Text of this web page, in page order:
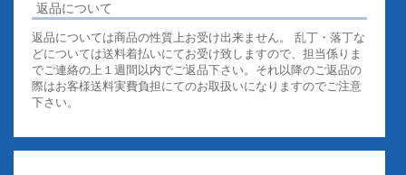
返品について
返品については商品の性質上お受け出来ません。 乱丁・落丁な
どについては送料着払いにてお受け致しますので、担当係りま
でご連絡の上１週間以内でご返品下さい。それ以降のご返品の
際はお客様送料実費負担にてのお取扱いになりますのでご注意
下さい。